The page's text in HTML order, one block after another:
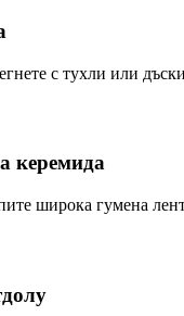
с тухли или
керемида
широка гумена